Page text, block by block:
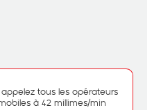
appelez tous les opérateurs
à 42 millimes/min